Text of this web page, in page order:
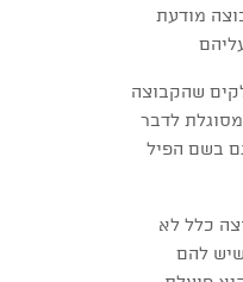
מודעת
שהקבוצה
לדבר
בשם הפיל
כלל לא
להם